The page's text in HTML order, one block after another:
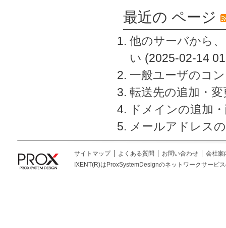
最近の ページ
他のサーバから
い (2025-02-14
一般ユーザのコ
転送先の追加・
ドメインの追加
メールアドレス
サイトマップ よくある質問 お問い合わせ
会社案
IXENT(R)はProxSystemDesignのネットワークサービ